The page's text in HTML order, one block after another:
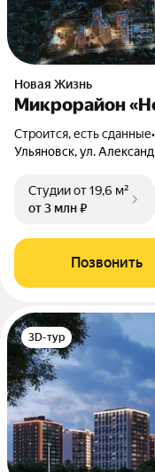
Новая Жизнь
Микрорайон
Строится, есть сданные•
Ульяновск, ул.
Студииот 19,6 м²
от 3 млн ₽
Позвонить
3D-тур